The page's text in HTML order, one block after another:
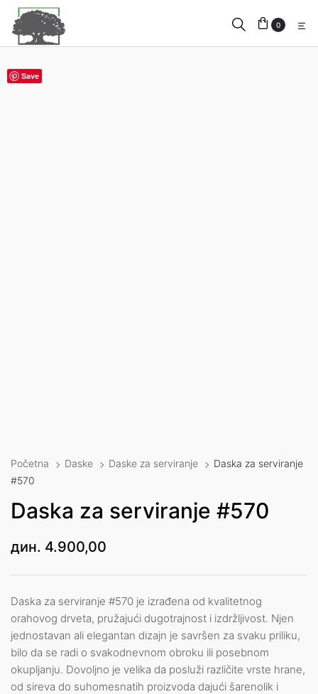
0
Save
Početna Daske Daske za serviranje
Daska za serviranje
#570
Daska za serviranje #570
дин. 4.900,00
Daska za serviranje #570 je izrađena od kvalitetnog
orahovog drveta, pružajući dugotrajnost i izdržljivost. Njen
jednostavan ali elegantan dizajn je savršen za svaku priliku,
bilo da se radi o svakodnevnom obroku ili posebnom
okupljanju. Dovoljno je velika da posluži različite vrste hrane,
od sireva do suhomesnatih proizvoda dajući šarenolik i